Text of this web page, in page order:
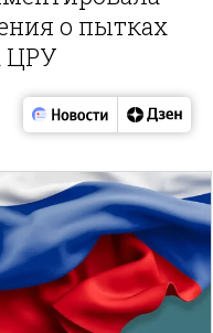
о пытках
ЦРУ